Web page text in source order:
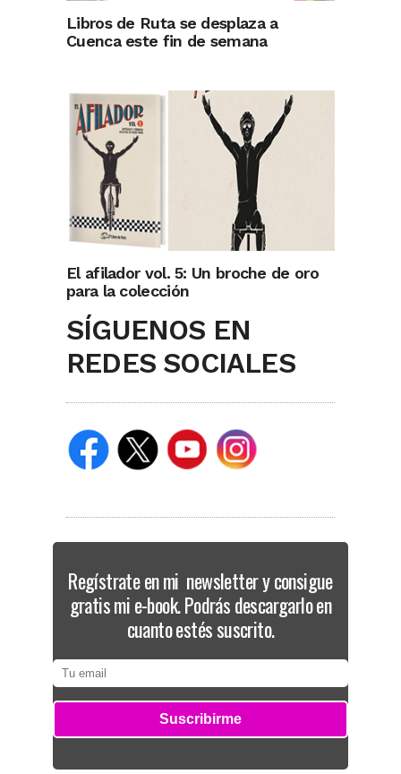
Libros de Ruta se desplaza a
Cuenca este fin de semana
El afilador vol. 5: Un broche de oro
para la colección
SÍGUENOS EN
REDES SOCIALES
Regístrate en mi newsletter y consigue
gratis mi e-book. Podrás descargarlo en
cuanto estés suscrito.